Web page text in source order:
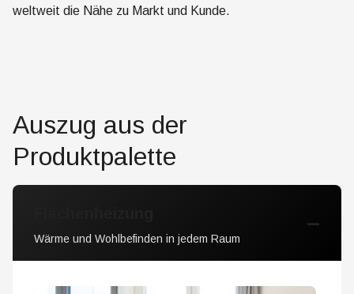
weltweit die Nähe zu Markt und Kunde.
Auszug aus der
Produktpalette
Wärme und Wohlbefinden in jedem Raum